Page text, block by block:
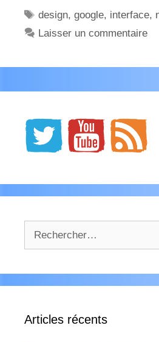
Étiquettes
design,google, interface,
Laisser un commentaire
Articles récents